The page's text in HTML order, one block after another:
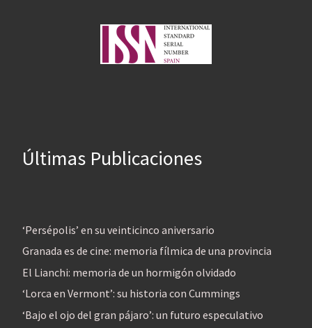
Últimas Publicaciones
‘Persépolis’ en su veinticinco aniversario
Granada es de cine: memoria fílmica de una provincia
El Lianchi: memoria de un hormigón olvidado
‘Lorca en Vermont’: su historia con Cummings
‘Bajo el ojo del gran pájaro’: un futuro especulativo